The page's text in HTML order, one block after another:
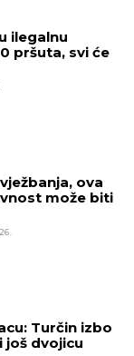
ilegalnu
pršuta, svi će
ova
može biti
Turčin izbo
još dvojicu